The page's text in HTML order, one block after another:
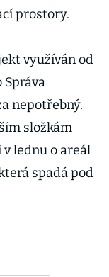
prostory.
využíván od
Správa
nepotřebný.
složkám
lednu o areál
spadá pod